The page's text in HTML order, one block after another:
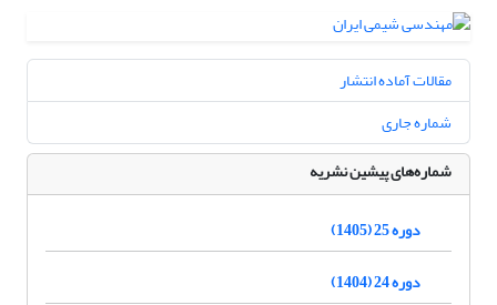
مقالات آماده انتشار
شماره جاری
شماره‌های پیشین نشریه
دوره 25 (1405)
دوره 24 (1404)